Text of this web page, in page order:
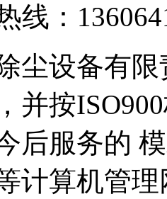
线：
尘设备有
并按
后服务的
计算机管